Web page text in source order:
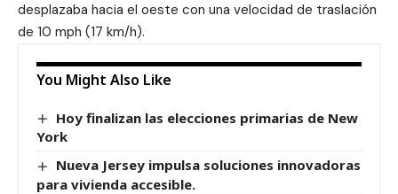
desplazaba hacia el oeste con una velocidad de traslación
de 10 mph (17 km/h).
You Might Also Like
Hoy finalizan las elecciones primarias de New
York
Nueva Jersey impulsa soluciones innovadoras
para vivienda accesible.